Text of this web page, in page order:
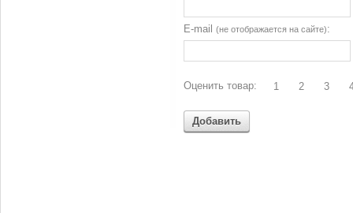
E-mail (не отображается на сайте):
Оценить товар: 1 2 3
Добавить